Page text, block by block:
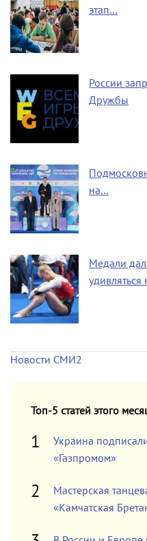
этап…
России
Дружбы
на…
Медали
удивляться
Новости СМИ2
Топ-5 статей этого
Украина
«Газпромом»
Мастерская
«Камчатская